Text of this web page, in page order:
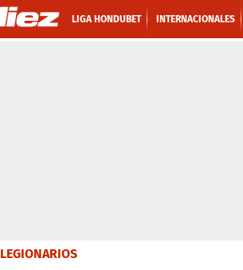
LIGA HONDUBET INTERNACIONALES
LEGIONARIOS